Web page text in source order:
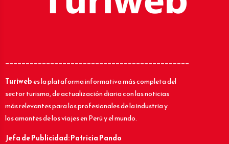
_____________________________________________
Turiwebes la plataforma informativa más completa del
sector turismo, de actualización diaria con las noticias
más relevantes para los profesionales de la industria y
los amantes de los viajes en Perú y el mundo.
Jefa de Publicidad: Patricia Pando